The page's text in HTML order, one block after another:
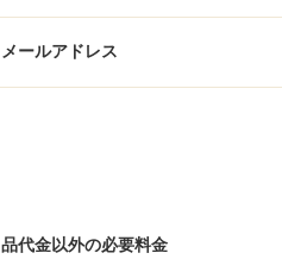
メールアドレス
品代金以外の必要料金